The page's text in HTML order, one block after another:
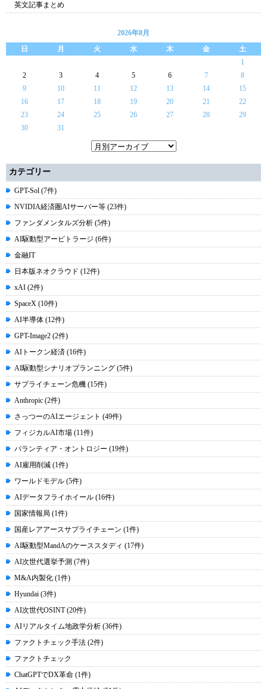
英文記事まとめ
2026年8月
日
月 火 水 木 金
土
1
2
3 4 5 6 7
8
9
10 11 12 13 14
15
16
17 18 19 20 21
22
23
24 25 26 27 28
29
30
31
カテゴリー
GPT-Sol (7件)
NVIDIA経済圏AIサーバー等 (23件)
ファンダメンタルズ分析 (5件)
AI駆動型アービトラージ (6件)
金融IT
日本版ネオクラウド (12件)
xAI (2件)
SpaceX (10件)
AI半導体 (12件)
GPT-Image2 (2件)
AIトークン経済 (16件)
AI駆動型シナリオプランニング (5件)
サプライチェーン危機 (15件)
Anthropic (2件)
さっつーのAIエージェント (49件)
フィジカルAI市場 (11件)
パランティア・オントロジー (19件)
AI雇用削減 (1件)
ワールドモデル (5件)
AIデータフライホイール (16件)
国家情報局 (1件)
国産レアアースサプライチェーン (1件)
AI駆動型MandAのケーススタディ (17件)
AI次世代選挙予測 (7件)
M&A内製化 (1件)
Hyundai (3件)
AI次世代OSINT (20件)
AIリアルタイム地政学分析 (36件)
ファクトチェック手法 (2件)
ファクトチェック
ChatGPTでDX革命 (1件)